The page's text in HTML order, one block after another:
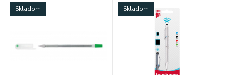
Skladom Skladom